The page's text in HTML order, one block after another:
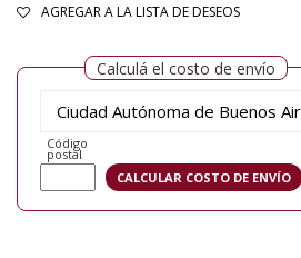
AGREGAR A LA LISTA DE DESEOS
Calculá el costo de envío
Código
postal